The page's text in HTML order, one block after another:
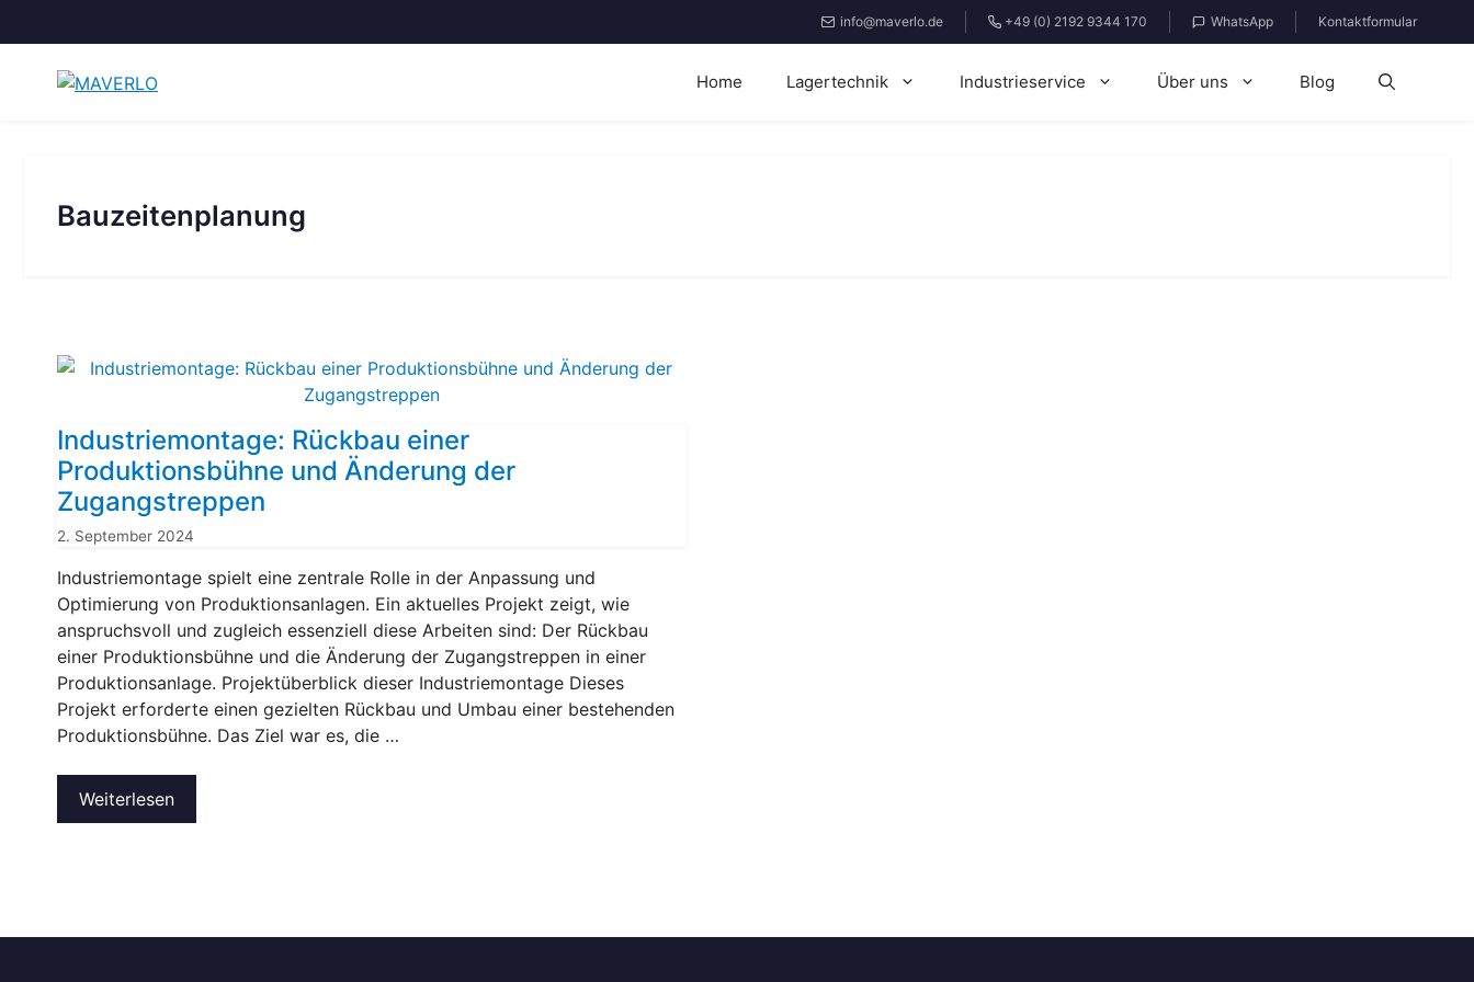
Inhalt
springen
info@maverlo.de +49 (0) 2192 9344 170 WhatsApp Kontaktformular
Home Lagertechnik Industrieservice Über uns Blog
Bauzeitenplanung
Industriemontage: Rückbau einer
Produktionsbühne und Änderung der
Zugangstreppen
2. September 2024
Industriemontage spielt eine zentrale Rolle in der Anpassung und
Optimierung von Produktionsanlagen. Ein aktuelles Projekt zeigt, wie
anspruchsvoll und zugleich essenziell diese Arbeiten sind: Der Rückbau
einer Produktionsbühne und die Änderung der Zugangstreppen in einer
Produktionsanlage. Projektüberblick dieser Industriemontage Dieses
Projekt erforderte einen gezielten Rückbau und Umbau einer bestehenden
Produktionsbühne. Das Ziel war es, die …
Weiterlesen